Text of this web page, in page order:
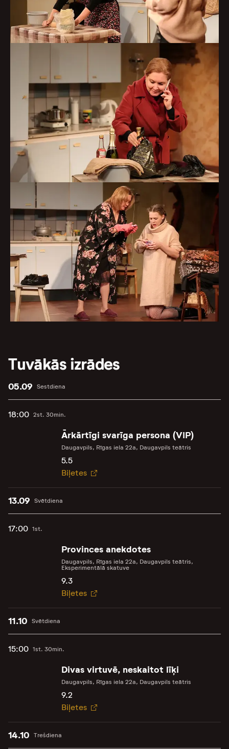
Tuvākās izrādes
Sestdiena
05.09
18:00 2st. 30min.
Ārkārtīgi svarīga persona (VIP)
Daugavpils, Rīgas iela 22a, Daugavpils teātris
5.5
Biļetes
Svētdiena
13.09
17:00 1st.
Provinces anekdotes
Daugavpils, Rīgas iela 22a, Daugavpils teātris,
Eksperimentālā skatuve
9.3
Biļetes
Svētdiena
11.10
15:00 1st. 30min.
Divas virtuvē, neskaitot līķi
Daugavpils, Rīgas iela 22a, Daugavpils teātris
9.2
Biļetes
Trešdiena
14.10